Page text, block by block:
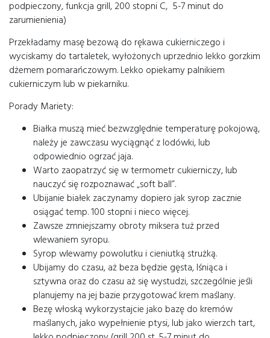
podpieczony, funkcja grill, 200 stopni C, 5-7 minut do
zarumienienia)
Przekładamy masę bezową do rękawa cukierniczego i
wyciskamy do tartaletek, wyłożonych uprzednio lekko gorzkim
dżemem pomarańczowym. Lekko opiekamy palnikiem
cukierniczym lub w piekarniku.
Porady Mariety:
Białka muszą mieć bezwzględnie temperaturę pokojową,
należy je zawczasu wyciągnąć z lodówki, lub
odpowiednio ogrzać jaja.
Warto zaopatrzyć się w termometr cukierniczy, lub
nauczyć się rozpoznawać „soft ball”.
Ubijanie białek zaczynamy dopiero jak syrop zacznie
osiągać temp. 100 stopni i nieco więcej.
Zawsze zmniejszamy obroty miksera tuż przed
wlewaniem syropu.
Syrop wlewamy powolutku i cieniutką strużką.
Ubijamy do czasu, aż beza będzie gęsta, lśniąca i
sztywna oraz do czasu aż się wystudzi, szczególnie jeśli
planujemy na jej bazie przygotować krem maślany.
Bezę włoską wykorzystajcie jako bazę do kremów
maślanych, jako wypełnienie ptysi, lub jako wierzch tart,